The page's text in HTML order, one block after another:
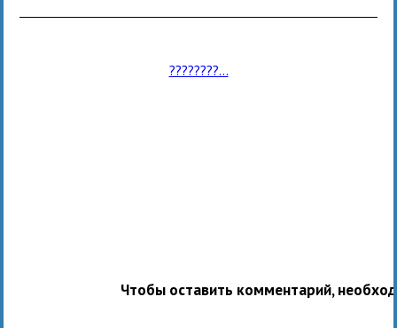
????????...
Чтобы оставить комментарий,